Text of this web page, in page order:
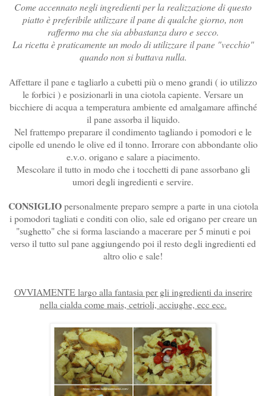
Come accennato negli ingredienti per la realizzazione di questo
piatto è preferibile utilizzare il pane di qualche giorno, non
raffermo ma che sia abbastanza duro e secco.
La ricetta è praticamente un modo di utilizzare il pane "vecchio"
quando non si buttava nulla.
Affettare il pane e tagliarlo a cubetti più o meno grandi ( io utilizzo
le forbici ) e posizionarli in una ciotola capiente. Versare un
bicchiere di acqua a temperatura ambiente ed amalgamare affinché
il pane assorba il liquido.
Nel frattempo preparare il condimento tagliando i pomodori e le
cipolle ed unendo le olive ed il tonno. Irrorare con abbondante olio
e.v.o. origano e salare a piacimento.
Mescolare il tutto in modo che i tocchetti di pane assorbano gli
umori degli ingredienti e servire.
CONSIGLIOpersonalmente preparo sempre a parte in una ciotola
i pomodori tagliati e conditi con olio, sale ed origano per creare un
"sughetto" che si forma lasciando a macerare per 5 minuti e poi
verso il tutto sul pane aggiungendo poi il resto degli ingredienti ed
altro olio e sale!
OVVIAMENTE largo alla fantasia per gli ingredienti da inserire
nella cialda come mais, cetrioli, acciughe, ecc ecc.